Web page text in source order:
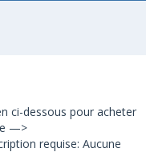
ci-dessous pour acheter
—>
requise: Aucune